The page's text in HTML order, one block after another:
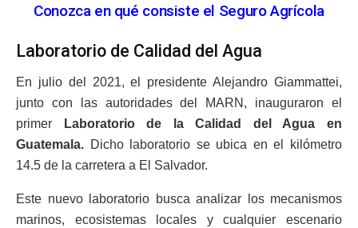
Conozca en qué consiste el Seguro Agrícola
Laboratorio de Calidad del Agua
En julio del 2021, el presidente Alejandro Giammattei,
junto con las autoridades del MARN, inauguraron el
primer
Laboratorio de la Calidad del Agua en
Guatemala. Dicho laboratorio se ubica en el kilómetro
14.5 de la carretera a El Salvador.
Este nuevo laboratorio busca analizar los mecanismos
marinos, ecosistemas locales y cualquier escenario